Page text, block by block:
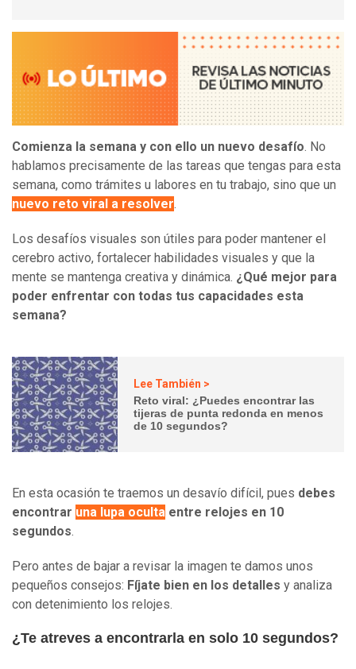
Comienza la semana y con ello un nuevo desafío. No
hablamos precisamente de las tareas que tengas para esta
semana, como trámites u labores en tu trabajo, sino que un
nuevo reto viral a resolver.
Los desafíos visuales son útiles para poder mantener el
cerebro activo, fortalecer habilidades visuales y que la
mente se mantenga creativa y dinámica. ¿Qué mejor para
poder enfrentar con todas tus capacidades esta
semana?
Lee También >
Reto viral: ¿Puedes encontrar las
tijeras de punta redonda en menos
de 10 segundos?
En esta ocasión te traemos un desavío difícil, pues debes
encontrar una lupa oculta entre relojes en 10
segundos.
Pero antes de bajar a revisar la imagen te damos unos
pequeños consejos: Fíjate bien en los detalles y analiza
con detenimiento los relojes.
¿Te atreves a encontrarla en solo 10 segundos?